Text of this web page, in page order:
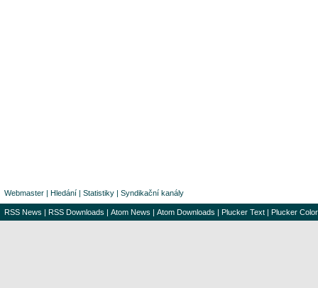
Webmaster | Hledání | Statistiky | Syndikační kanály
RSS News | RSS Downloads | Atom News | Atom Downloads | Plucker Text | Plucker Color